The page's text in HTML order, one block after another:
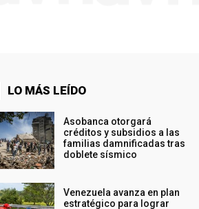
LO MÁS LEÍDO
Asobanca otorgará
créditos y subsidios a las
familias damnificadas tras
doblete sísmico
Venezuela avanza en plan
estratégico para lograr